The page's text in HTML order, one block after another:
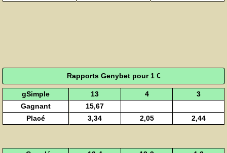
Rapports Genybet pour 1 €
gSimple 13 4
3
Gagnant
15,67
Placé
3,34 2,05 2,44